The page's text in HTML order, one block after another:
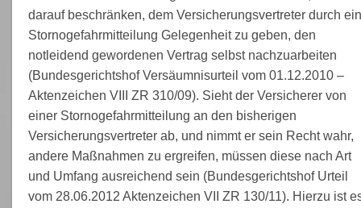
darauf beschränken, dem Versicherungsvertreter durch
Stornogefahrmitteilung Gelegenheit zu geben, den
notleidend gewordenen Vertrag selbst nachzuarbeiten
(Bundesgerichtshof Versäumnisurteil vom 01.12.2010 –
Aktenzeichen VIII ZR 310/09). Sieht der Versicherer von
einer Stornogefahrmitteilung an den bisherigen
Versicherungsvertreter ab, und nimmt er sein Recht wahr,
andere Maßnahmen zu ergreifen, müssen diese nach Art
und Umfang ausreichend sein (Bundesgerichtshof Urteil
vom 28.06.2012 Aktenzeichen VII ZR 130/11). Hierzu ist